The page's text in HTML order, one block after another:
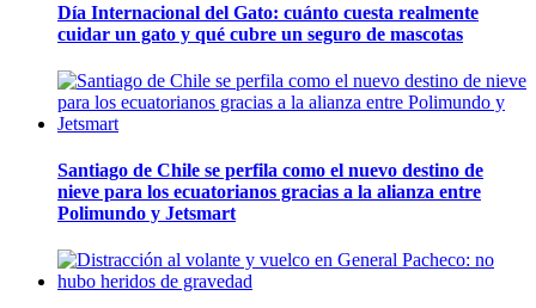
Día Internacional del Gato: cuánto cuesta realmente
cuidar un gato y qué cubre un seguro de mascotas
Santiago de Chile se perfila como el nuevo destino de
nieve para los ecuatorianos gracias a la alianza entre
Polimundo y Jetsmart